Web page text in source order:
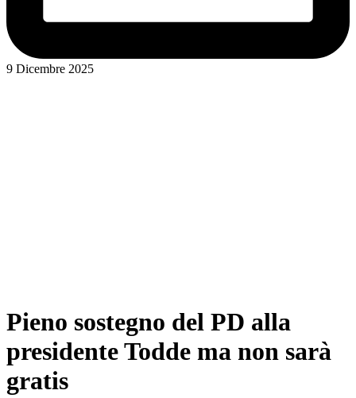
9 Dicembre 2025
Pieno sostegno del PD alla
presidente Todde ma non sarà
gratis